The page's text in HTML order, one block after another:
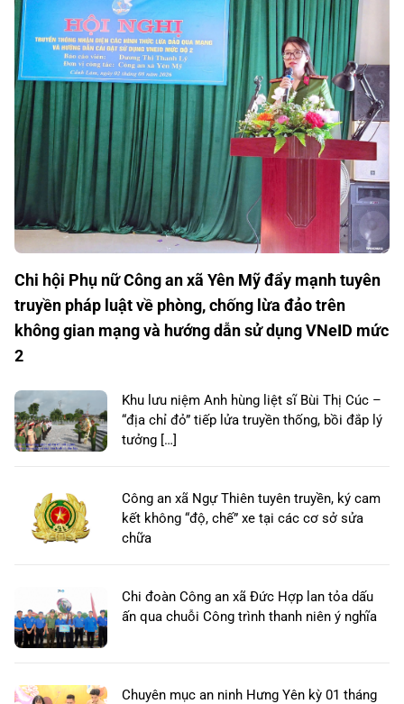
Chi hội Phụ nữ Công an xã Yên Mỹ đẩy mạnh tuyên
truyền pháp luật về phòng, chống lừa đảo trên
không gian mạng và hướng dẫn sử dụng VNeID mức
2
Khu lưu niệm Anh hùng liệt sĩ Bùi Thị Cúc –
“địa chỉ đỏ” tiếp lửa truyền thống, bồi đắp lý
tưởng […]
Công an xã Ngự Thiên tuyên truyền, ký cam
kết không “độ, chế” xe tại các cơ sở sửa
chữa
Chi đoàn Công an xã Đức Hợp lan tỏa dấu
ấn qua chuỗi Công trình thanh niên ý nghĩa
Chuyên mục an ninh Hưng Yên kỳ 01 tháng